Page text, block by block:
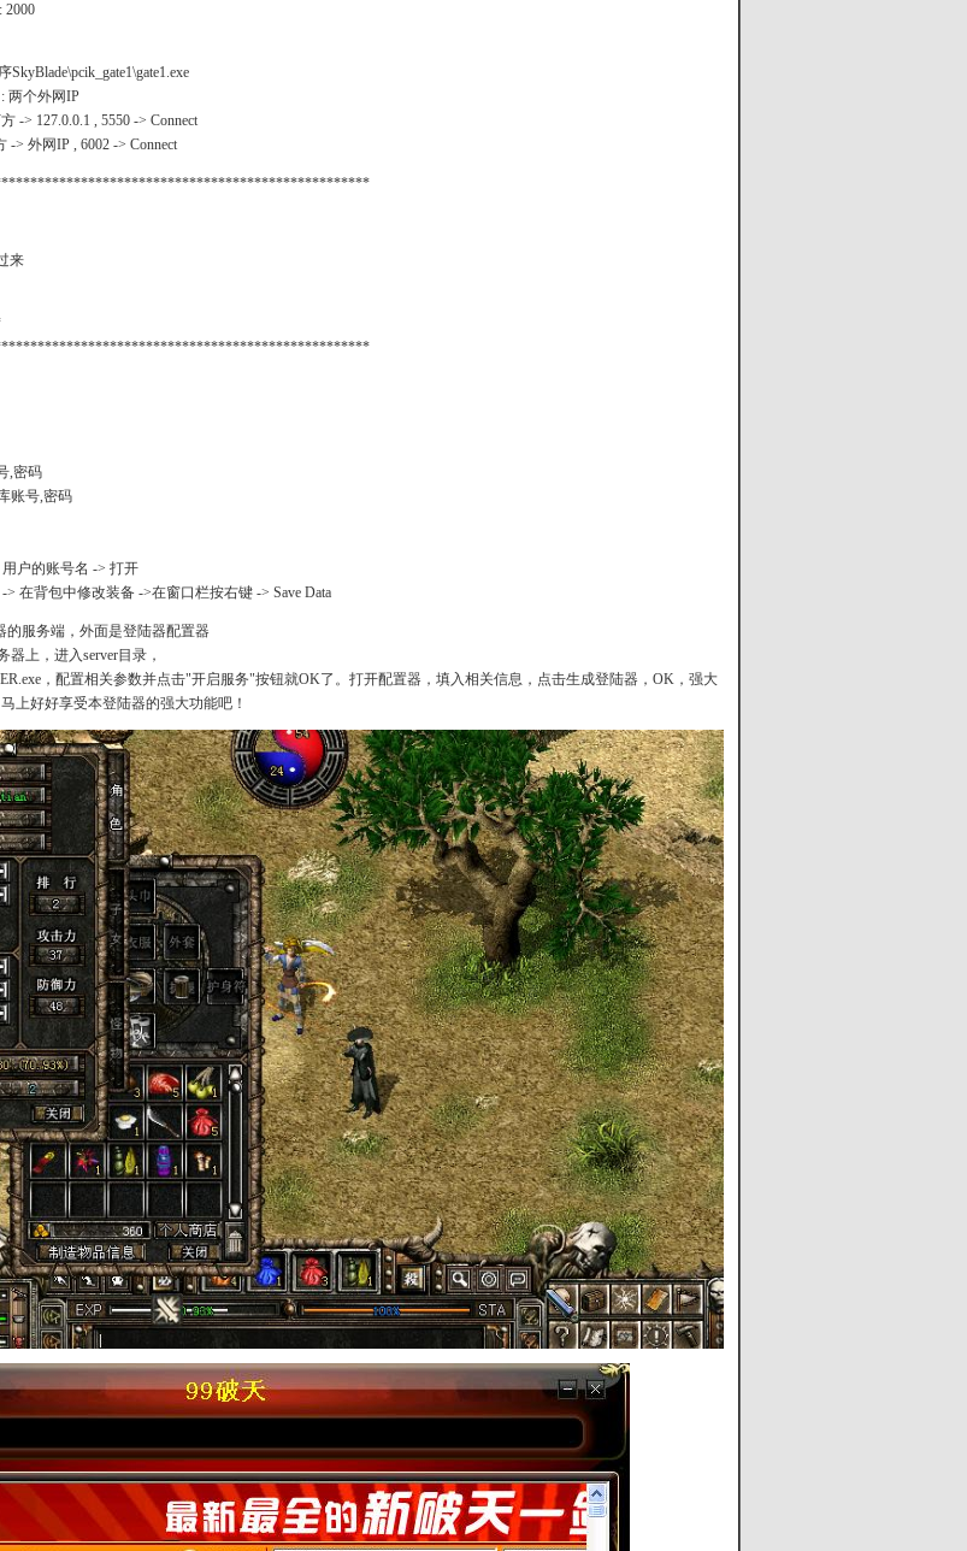
个外网IP
> 127.0.0.1 , 5550 -> Connect
外网IP , 6002 -> Connect
来
,密码
账号,密码
户的账号名 -> 打开
在背包中修改装备 ->在窗口栏按右键 -> Save Data
的服务端，外面是登陆器配置器
器上，进入server目录，
，配置相关参数并点击"开启服务"按钮就OK了。打开配置器，填入相关信息，点击生成登陆器，OK，强大
上好好享受本登陆器的强大功能吧！